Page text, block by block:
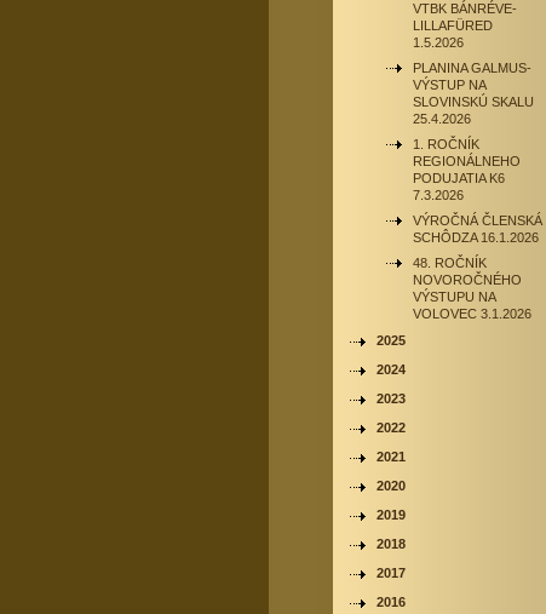
VTBK BÁNRÉVE-
LILLAFÜRED
1.5.2026
PLANINA GALMUS-
VÝSTUP NA
SLOVINSKÚ SKALU
25.4.2026
1. ROČNÍK
REGIONÁLNEHO
PODUJATIA K6
7.3.2026
VÝROČNÁ ČLENSKÁ
SCHÔDZA 16.1.2026
48. ROČNÍK
NOVOROČNÉHO
VÝSTUPU NA
VOLOVEC 3.1.2026
2025
2024
2023
2022
2021
2020
2019
2018
2017
2016